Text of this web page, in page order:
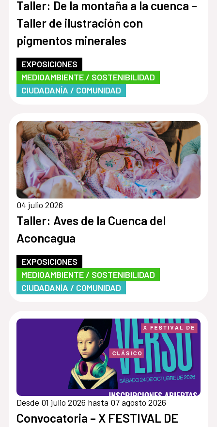
Taller: De la montaña a la cuenca –
Taller de ilustración con
pigmentos minerales
EXPOSICIONES
MEDIOAMBIENTE / SOSTENIBILIDAD
CIUDADANÍA / COMUNIDAD
04 julio 2026
Taller: Aves de la Cuenca del
Aconcagua
EXPOSICIONES
MEDIOAMBIENTE / SOSTENIBILIDAD
CIUDADANÍA / COMUNIDAD
Desde 01 julio 2026 hasta 07 agosto 2026
Convocatoria – X FESTIVAL DE